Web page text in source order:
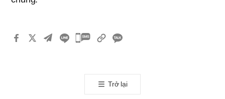
카
톡
공
Trở lại